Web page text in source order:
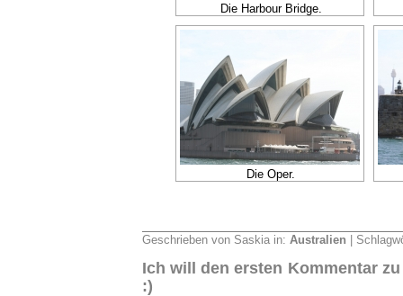
Die Harbour Bridge.
Die Oper.
Geschrieben von Saskia in: Australien |
Ich will den ersten Kommentar
:)